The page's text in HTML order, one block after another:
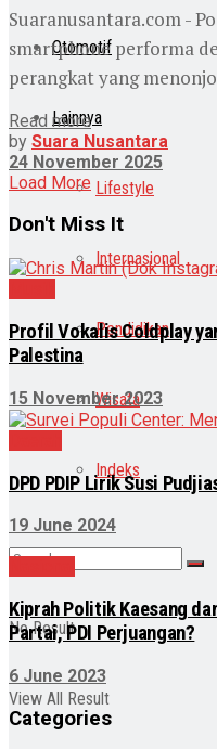
Otomotif
Lainnya
Lifestyle
Internasional
Pendidikan
Wisata
Indeks
No Result
View All Result
Suaranusantara.com -
smartphone performa
perangkat yang
Read more
by Suara Nusantara
24 November 2025
Load More
Don't Miss It
Profil Vokalis Coldplay
Palestina
15 November 2023
DPD PDIP Lirik Susi
19 June 2024
Kiprah Politik Kaesang
Partai, PDI Perjuangan?
6 June 2023
Categories